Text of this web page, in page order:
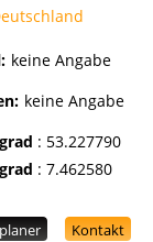
keine Angabe
keine Angabe
: 53.227790
:7.462580
Kontakt